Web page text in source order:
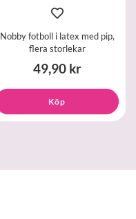
Nobby fotboll i latex med pip,
flera storlekar
49,90 kr
Köp